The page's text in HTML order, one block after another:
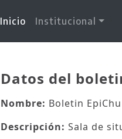
Inicio (current)
Institucional
Datos del
Nombre: Boletin
Descripción: Sala de